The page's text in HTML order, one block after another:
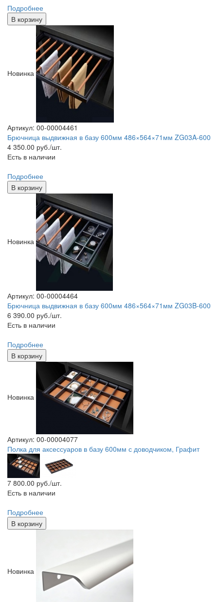
Подробнее
В корзину
Новинка
Артикул: 00-00004461
Брючница выдвижная в базу 600мм 486×564×71мм ZG03A-600
4 350.00 руб./шт.
Есть в наличии
Подробнее
В корзину
Новинка
Артикул: 00-00004464
Брючница выдвижная в базу 600мм 486×564×71мм ZG03B-600
6 390.00 руб./шт.
Есть в наличии
Подробнее
В корзину
Новинка
Артикул: 00-00004077
Полка для аксессуаров в базу 600мм с доводчиком, Графит
7 800.00 руб./шт.
Есть в наличии
Подробнее
В корзину
Новинка